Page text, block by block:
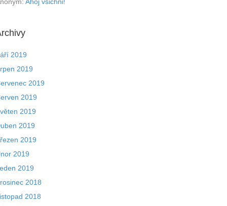
2019
2019
2019
2019
2019
2019
2019
2019
2019
2018
2018